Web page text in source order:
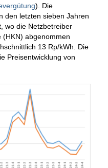
). Die
den letzten sieben Jahren
wo die Netzbetreiber
(HKN) abgenommen
13 Rp/kWh. Die
Preisentwicklung von